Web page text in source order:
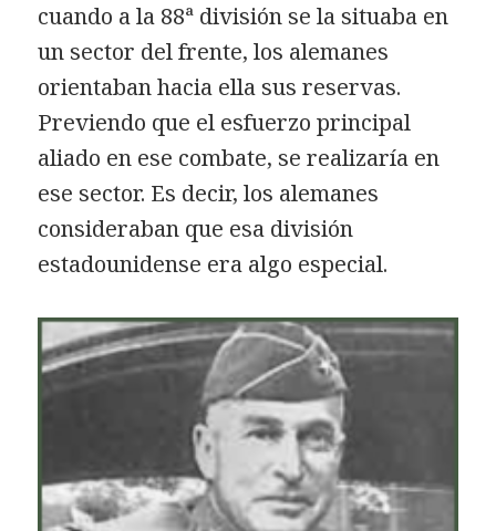
cuando a la 88ª división se la situaba en
un sector del frente, los alemanes
orientaban hacia ella sus reservas.
Previendo que el esfuerzo principal
aliado en ese combate, se realizaría en
ese sector. Es decir, los alemanes
consideraban que esa división
estadounidense era algo especial.